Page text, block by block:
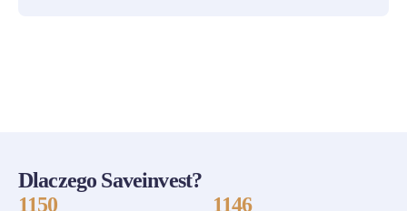
Dlaczego Saveinvest?
1150
1146